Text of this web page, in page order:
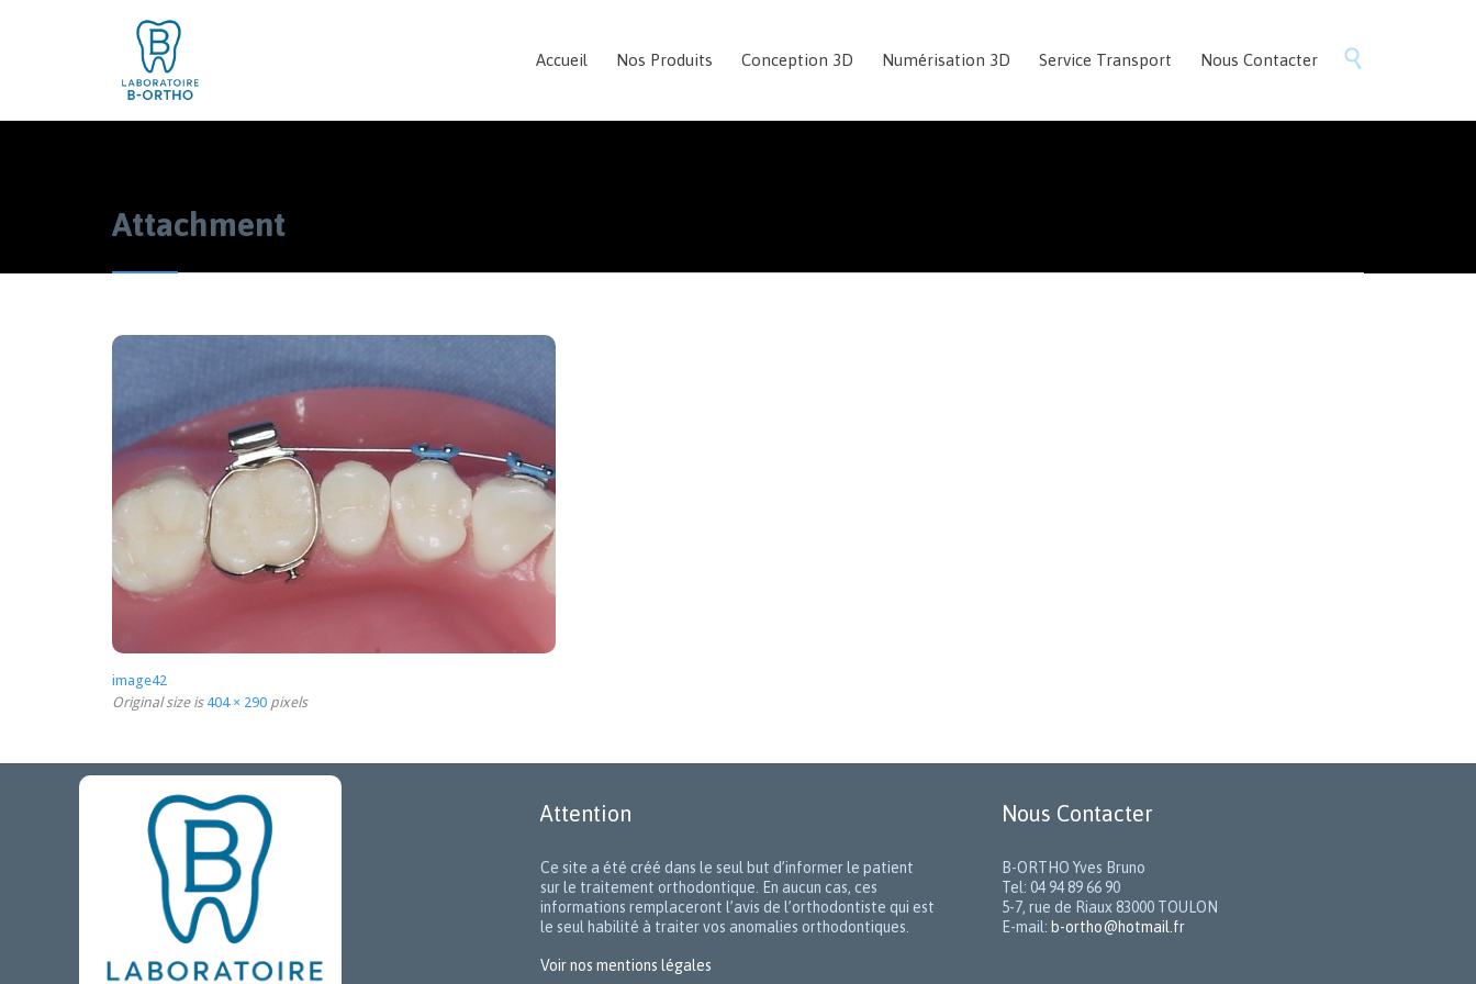
Skip
Accueil Nos Produits Conception 3D Numérisation 3D Service Transport Nous Contacter 
Attachment
image42
Original size is 404 × 290 pixels
Attention
Ce site a été créé dans le seul but d’informer le patient
sur le traitement orthodontique. En aucun cas, ces
informations remplaceront l’avis de l’orthodontiste qui est
le seul habilité à traiter vos anomalies orthodontiques.
Voir nos mentions légales
Nous Contacter
B-ORTHO Yves Bruno
Tel: 04 94 89 66 90
5-7, rue de Riaux 83000 TOULON
E-mail: b-ortho@hotmail.fr